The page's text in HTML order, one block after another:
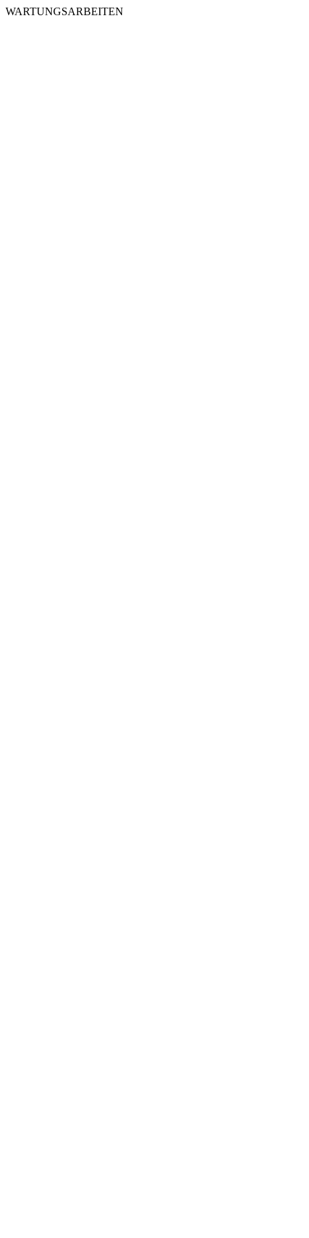
WARTUNGSARBEITEN